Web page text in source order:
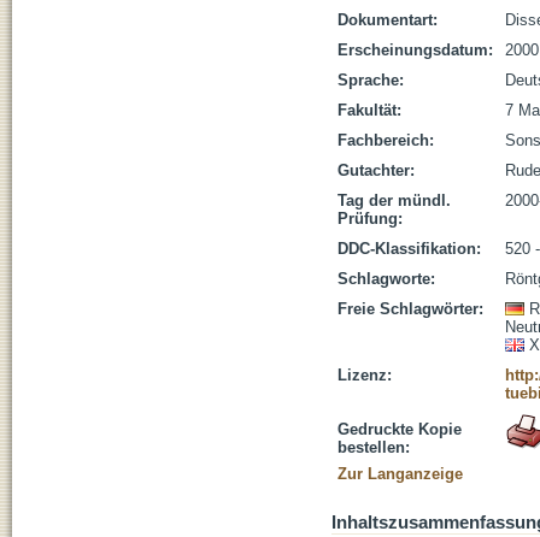
Dokumentart:
Erscheinungsdatum:
2000
Sprache:
Fakultät:
7
Fachbereich:
Gutachter:
Tag der mündl.
Prüfung:
DDC-Klassifikation:
520
Schlagworte:
Freie Schlagwörter:
Lizenz:
Gedruckte Kopie
bestellen:
Zur Langanzeige